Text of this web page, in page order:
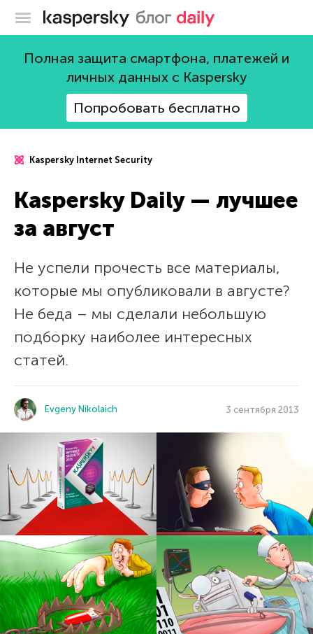
Блог Касперского
Полная защита смартфона, платежей и
личных данных с Kaspersky
Попробовать бесплатно
Kaspersky Internet Security
Kaspersky Daily — лучшее
за август
Не успели прочесть все материалы,
которые мы опубликовали в августе?
Не беда – мы сделали небольшую
подборку наиболее интересных
статей.
Evgeny Nikolaich 3 сентября 2013